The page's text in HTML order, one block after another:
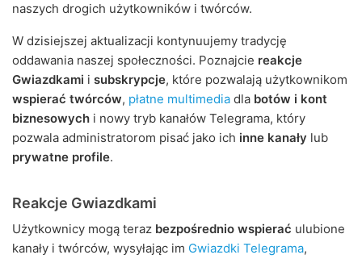
naszych drogich użytkowników i twórców.
W dzisiejszej aktualizacji kontynuujemy tradycję
oddawania naszej społeczności. Poznajcie reakcje
Gwiazdkami i subskrypcje, które pozwalają użytkownikom
wspierać twórców, płatne multimedia dla botów i kont
biznesowych i nowy tryb kanałów Telegrama, który
pozwala administratorom pisać jako ich inne kanały lub
prywatne profile.
Reakcje Gwiazdkami
Użytkownicy mogą teraz bezpośrednio wspierać ulubione
kanały i twórców, wysyłając im Gwiazdki Telegrama,